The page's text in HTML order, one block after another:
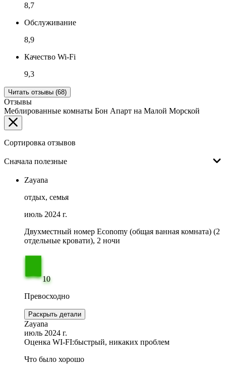
8,7
Обслуживание
8,9
Качество Wi-Fi
9,3
Читать отзывы (68)
Отзывы
Меблированные комнаты Бон Апарт на Малой Морской
Сортировка отзывов
Сначала полезные
Zayana
отдых, семья
июль 2024 г.
Двухместный номер Economy (общая ванная комната) (2
отдельные кровати), 2 ночи
10
Превосходно
Раскрыть детали
Zayana
июль 2024 г.
Оценка WI-FI:быстрый, никаких проблем
Что было хорошо